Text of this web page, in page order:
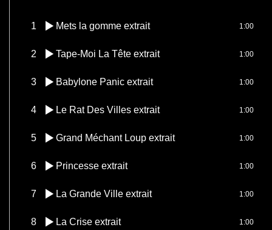
1 Mets la gomme extrait 1:00
2 Tape-Moi La Tête extrait 1:00
3 Babylone Panic extrait 1:00
4 Le Rat Des Villes extrait 1:00
5 Grand Méchant Loup extrait 1:00
6 Princesse extrait 1:00
7 La Grande Ville extrait 1:00
8 La Crise extrait 1:00